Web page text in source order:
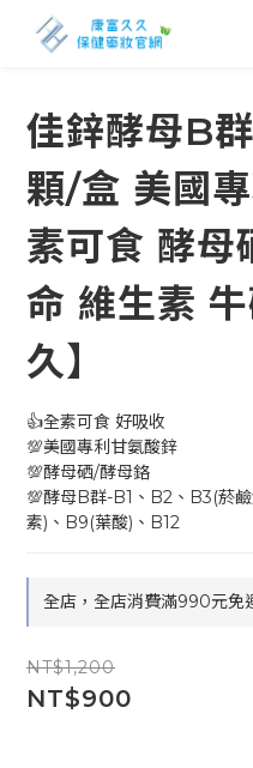
佳鋅酵母B
顆/盒 美國
素可食 酵母
命 維生素
久】
👍全素可食 好吸收
💯美國專利甘氨酸鋅
💯酵母硒/酵母鉻
💯酵母B群-B1、B2、B3(菸
素)、B9(葉酸)、B12
全店，全店消費滿990元免
NT$1,200
NT$900